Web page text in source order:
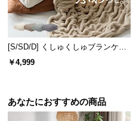
い
て
ャ
ン
[S/SD/D] くしゅくしゅブランケッ
トフランネルタイプ
￥4,999
あなたにおすすめの商品